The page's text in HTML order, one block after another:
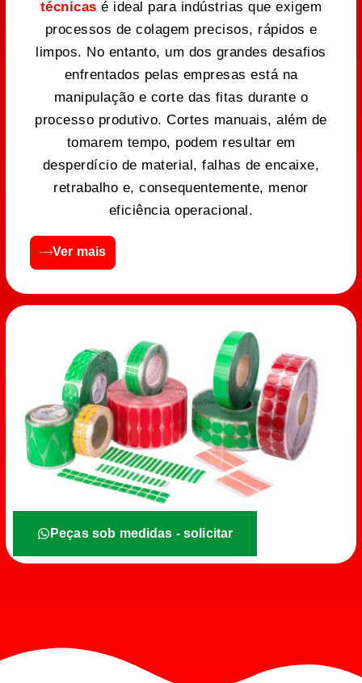
técnicas é ideal para indústrias que exigem
processos de colagem precisos, rápidos e
limpos. No entanto, um dos grandes desafios
enfrentados pelas empresas está na
manipulação e corte das fitas durante o
processo produtivo. Cortes manuais, além de
tomarem tempo, podem resultar em
desperdício de material, falhas de encaixe,
retrabalho e, consequentemente, menor
eficiência operacional.
Ver mais
Peças sob medidas - solicitar